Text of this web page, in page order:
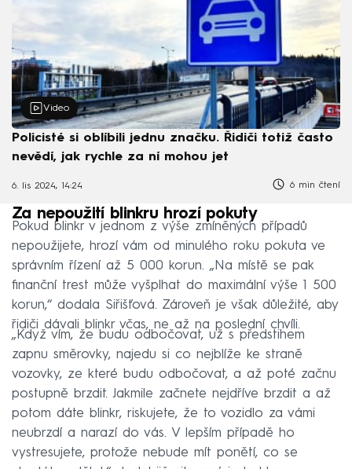
Video
Policisté si oblíbili jednu značku. Řidiči totiž často
nevědí, jak rychle za ní mohou jet
6. lis 2024, 14:24 6 min čtení
Za nepoužití blinkru hrozí pokuty
Pokud blinkr v jednom z výše zmíněných případů
nepoužijete, hrozí vám od minulého roku pokuta ve
správním řízení až 5 000 korun. „Na místě se pak
finanční trest může vyšplhat do maximální výše 1 500
korun,“ dodala Siřišťová. Zároveň je však důležité, aby
řidiči dávali blinkr včas, ne až na poslední chvíli.
„Když vím, že budu odbočovat, už s předstihem
zapnu směrovky, najedu si co nejblíže ke straně
vozovky, ze které budu odbočovat, a až poté začnu
postupně brzdit. Jakmile začnete nejdříve brzdit a až
potom dáte blinkr, riskujete, že to vozidlo za vámi
neubrzdí a narazí do vás. V lepším případě ho
vystresujete, protože nebude mít ponětí, co se